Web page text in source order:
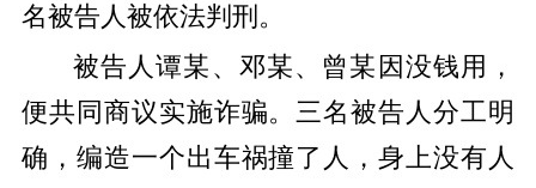
名被告人被依法判刑。
被告人谭某、邓某、曾某因没钱用，
便共同商议实施诈骗。三名被告人分工明
确，编造一个出车祸撞了人，身上没有人